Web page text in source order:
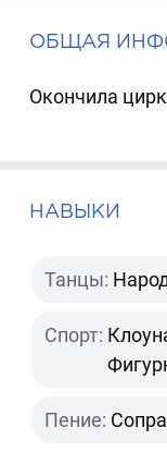
ОБЩАЯ
Окончила
НАВЫКИ
Танцы:
Спорт:
Пение: